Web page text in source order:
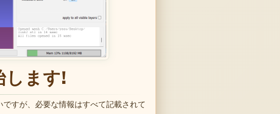
します!
ですが、必要な情報はすべて記載されて